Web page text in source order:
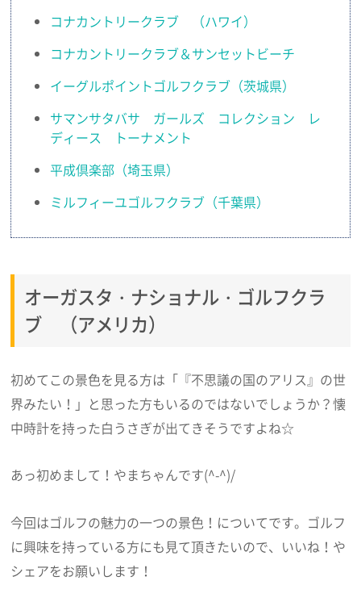
コナカントリークラブ （ハワイ）
コナカントリークラブ＆サンセットビーチ
イーグルポイントゴルフクラブ（茨城県）
サマンサタバサ ガールズ コレクション レ
ディース トーナメント
平成倶楽部（埼玉県）
ミルフィーユゴルフクラブ（千葉県）
オーガスタ・ナショナル・ゴルフクラ
ブ （アメリカ）
初めてこの景色を見る方は「『不思議の国のアリス』の世
界みたい！」と思った方もいるのではないでしょうか？懐
中時計を持った白うさぎが出てきそうですよね☆
あっ初めまして！やまちゃんです(^-^)/
今回はゴルフの魅力の一つの景色！についてです。ゴルフ
に興味を持っている方にも見て頂きたいので、いいね！や
シェアをお願いします！